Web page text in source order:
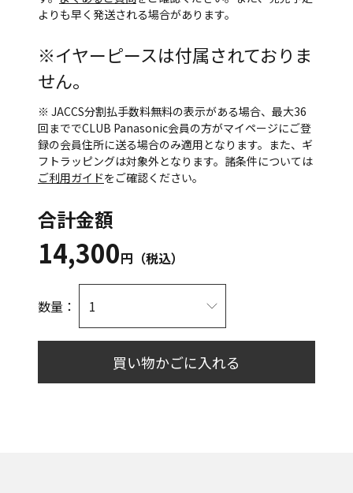
よりも早く発送される場合があります。
※イヤーピースは付属されておりま
せん。
※ JACCS分割払手数料無料の表示がある場合、最大36
回まででCLUB Panasonic会員の方がマイページにご登
録の会員住所に送る場合のみ適用となります。また、ギ
フトラッピングは対象外となります。諸条件については
ご利用ガイドをご確認ください。
合計金額
14,300円（税込）
数量：
買い物かごに入れる